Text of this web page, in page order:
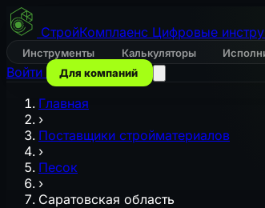
СтройКомплаенс Цифровые
Инструменты Калькуляторы
Войти Для компаний
Главная
›
Поставщики стройматериалов
›
Песок
›
Саратовская область